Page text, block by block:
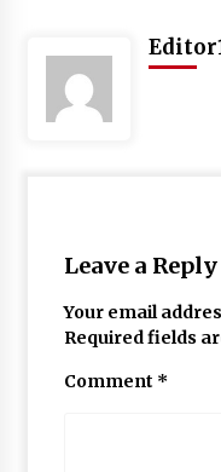
May
Leave a Reply
Your email
Required fields
Comment *